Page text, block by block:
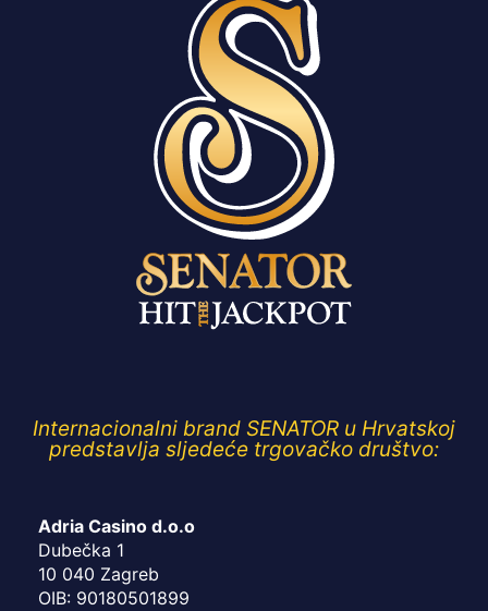
Internacionalni brand SENATOR u Hrvatskoj
predstavlja sljedeće trgovačko društvo:
Adria Casino d.o.o
Dubečka 1
10 040 Zagreb
OIB: 90180501899